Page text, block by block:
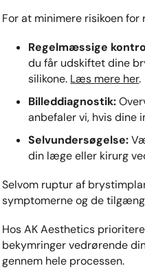
For at minimere risikoen
Regelmæssige
du får udskiftet dine
silikone. Læs mere her.​
Billeddiagnostik:
anbefaler vi, hvis dine
Selvundersøgelse:
din læge eller kirurg
Selvom ruptur af
symptomerne og de
Hos AK Aesthetics
bekymringer vedrørende
gennem hele processen.